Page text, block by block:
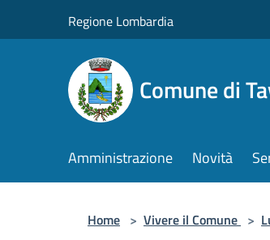
Regione Lombardia
Comune di
Amministrazione Novità
Home > Vivere il Comune >